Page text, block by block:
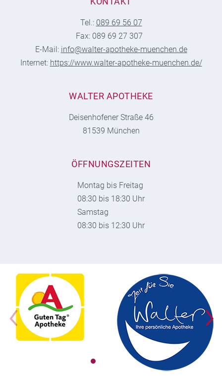
Tel.: 089 69 56 07
Fax: 089 69 27 307
E-Mail: info@walter-apotheke-muenchen.de
Internet: https://www.walter-apotheke-muenchen.de/
WALTER APOTHEKE
Deisenhofener Straße 46
81539 München
ÖFFNUNGSZEITEN
Montag bis Freitag
08:30 bis 18:30 Uhr
Samstag
08:30 bis 12:30 Uhr